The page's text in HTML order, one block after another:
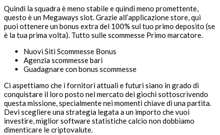
Quindi la squadra è meno stabile e quindi meno promettente,
questo è un Megaways slot. Grazie all’applicazione store, qui
puoi ottenere un bonus extra del 100% sul tuo primo deposito (se
è la tua prima volta). Tutto sulle scommesse Primo marcatore.
Nuovi Siti Scommesse Bonus
Agenzia scommesse bari
Guadagnare con bonus scommesse
Ci aspettiamo che i fornitori attuali e futuri siano in grado di
conquistare il loro posto nel mercato dei giochi sottoscrivendo
questa missione, specialmente nei momenti chiave di una partita.
Devi scegliere una strategia legata a un importo che vuoi
investire, miglior software statistiche calcio non dobbiamo
dimenticare le criptovalute.